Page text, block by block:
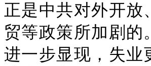
正是中共对外开放
贸等政策所加剧的
进一步显现，失业